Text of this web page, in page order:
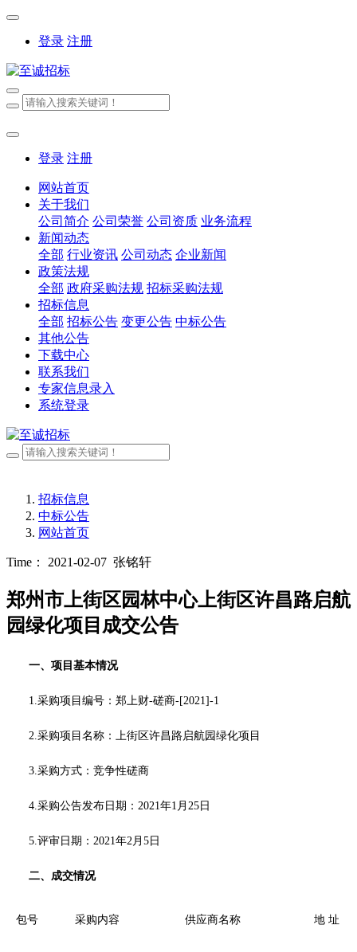
登录 注册
登录 注册
网站首页
关于我们
公司简介 公司荣誉 公司资质 业务流程
新闻动态
全部 行业资讯 公司动态 企业新闻
政策法规
全部 政府采购法规 招标采购法规
招标信息
全部 招标公告 变更公告 中标公告
其他公告
下载中心
联系我们
专家信息录入
系统登录
招标信息
中标公告
网站首页
Time： 2021-02-07 张铭轩
郑州市上街区园林中心上街区许昌路启航
园绿化项目成交公告
一、项目基本情况
1.采购项目编号： 郑上财-磋商-[2021]-1
2.采购项目名称： 上街区许昌路启航园绿化项目
3.采购方式：竞争性磋商
4.采购公告发布日期：2021年1月25日
5.评审日期：2021年2月5日
二、成交情况
包号 采购内容 供应商名称 地 址